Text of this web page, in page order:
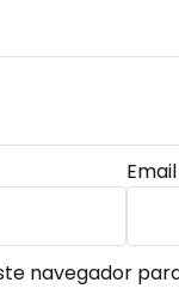
Email
navegador